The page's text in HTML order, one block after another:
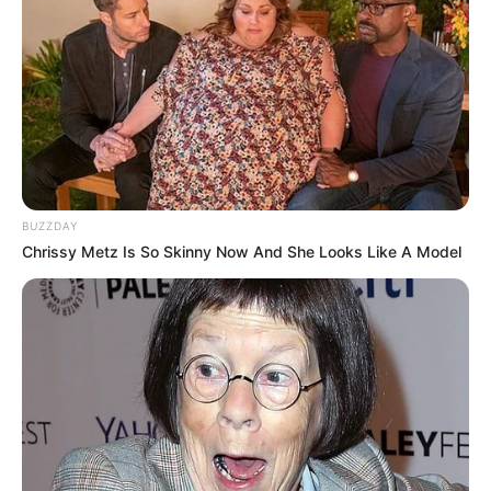
Rapsöl.
Temperaturkontrolle:Zu heißes Öl
verbrennt die Außenseite, zu kaltes Öl
macht den Teig matschig.
Variationen ausprobieren:Langosch
schmeckt auch mit Kräutern,
Paprikapulver bestreut fantastisch.
Frisch genießen:Am besten schmecken
Langosch sofort nach dem Frittieren, da
sie außen knusprig und innen weich sind.
BUZZDAY
Chrissy Metz Is So Skinny Now And She Looks Like A Model